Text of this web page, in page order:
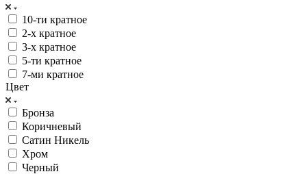
10-ти кратное
2-х кратное
3-х кратное
5-ти кратное
7-ми кратное
Цвет
Бронза
Коричневый
Сатин Никель
Хром
Черный